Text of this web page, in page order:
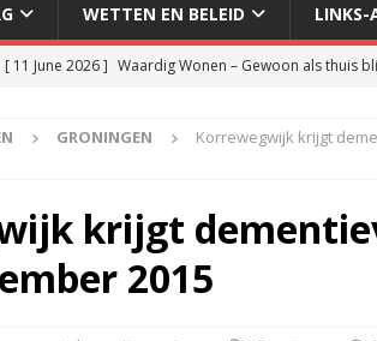
WETTEN EN BELEID LINKS-
[ 11 June 2026 ] Waardig Wonen – Gewoon als thuis
APPINGEDAM
is er voor jou het Logeerhuis De Opstap
[ 3 May 2026 ] Nieuwsbrief Mei 2026 – Mensen met
GRONINGEN
Korrewegwijk krijgt
krijgt
2015